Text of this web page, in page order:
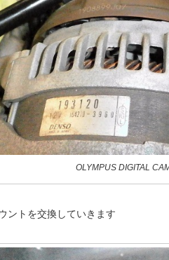
OLYMPUS DIGITAL
ントを交換していきます